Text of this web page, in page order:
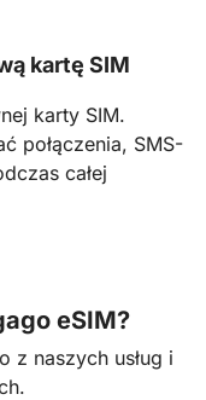
kartę SIM
karty SIM.
połączenia, SMS-
całej
eSIM?
z naszych usług i